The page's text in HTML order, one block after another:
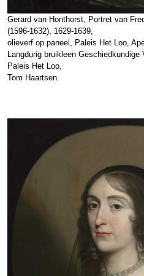
Gerard van Honthorst, Portret van
(1596-1632), 1629-1639,
olieverf op paneel, Paleis Het Loo,
Langdurig bruikleen
Paleis Het Loo,
Tom Haartsen.